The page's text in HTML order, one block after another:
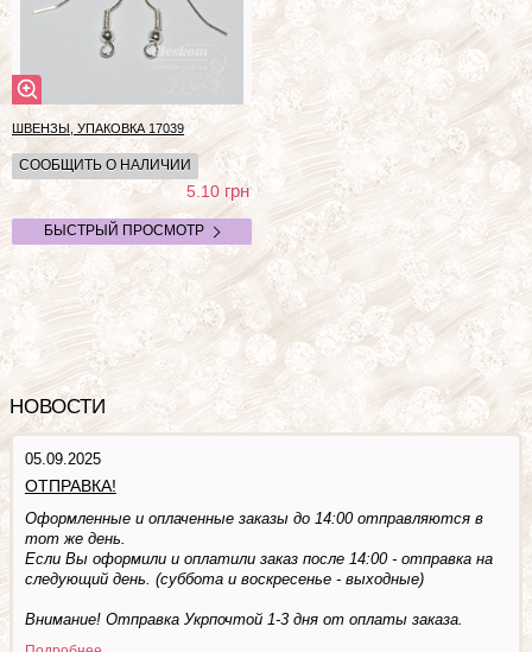
ШВЕНЗЫ, УПАКОВКА 17039
СООБЩИТЬ О НАЛИЧИИ
5.10грн
БЫСТРЫЙ ПРОСМОТР
НОВОСТИ
05.09.2025
ОТПРАВКА!
Оформленные и оплаченные заказы до 14:00 отправляются в
тот же день.
Если Вы оформили и оплатили заказ после 14:00 - отправка на
следующий день. (суббота и воскресенье - выходные)
Внимание! Отправка Укрпочтой 1-3 дня от оплаты заказа.